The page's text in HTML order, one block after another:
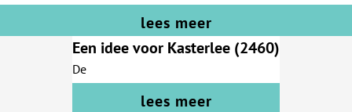
lees meer
Een idee voor Kasterlee (2460)
De
lees meer